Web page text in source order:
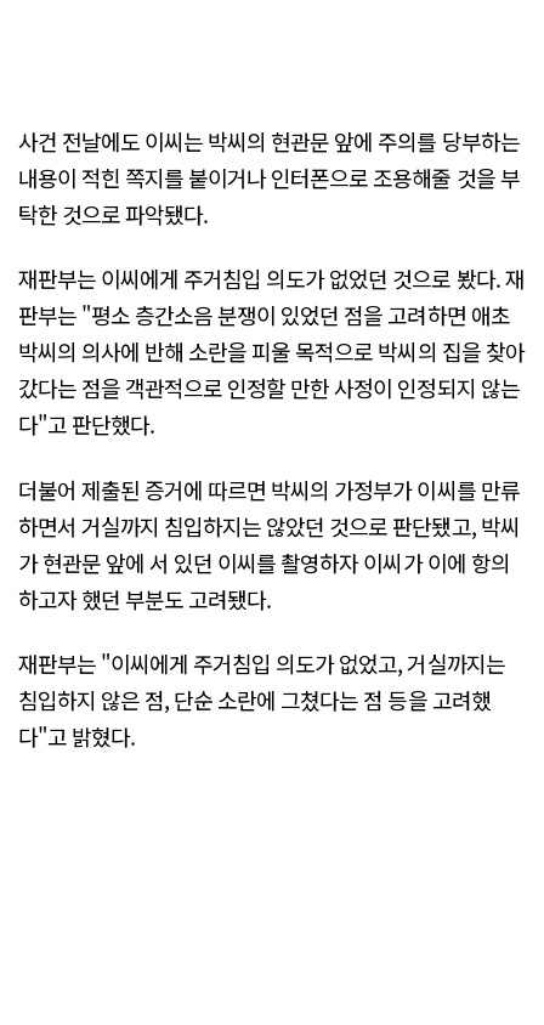
사건 전날에도 이씨는 박씨의 현관문 앞에 주의를 당부하는
내용이 적힌 쪽지를 붙이거나 인터폰으로 조용해줄 것을 부
탁한 것으로 파악됐다.
재판부는 이씨에게 주거침입 의도가 없었던 것으로 봤다. 재
판부는 "평소 층간소음 분쟁이 있었던 점을 고려하면 애초
박씨의 의사에 반해 소란을 피울 목적으로 박씨의 집을 찾아
갔다는 점을 객관적으로 인정할 만한 사정이 인정되지 않는
다"고 판단했다.
더불어 제출된 증거에 따르면 박씨의 가정부가 이씨를 만류
하면서 거실까지 침입하지는 않았던 것으로 판단됐고, 박씨
가 현관문 앞에 서 있던 이씨를 촬영하자 이씨가 이에 항의
하고자 했던 부분도 고려됐다.
재판부는 "이씨에게 주거침입 의도가 없었고, 거실까지는
침입하지 않은 점, 단순 소란에 그쳤다는 점 등을 고려했
다"고 밝혔다.